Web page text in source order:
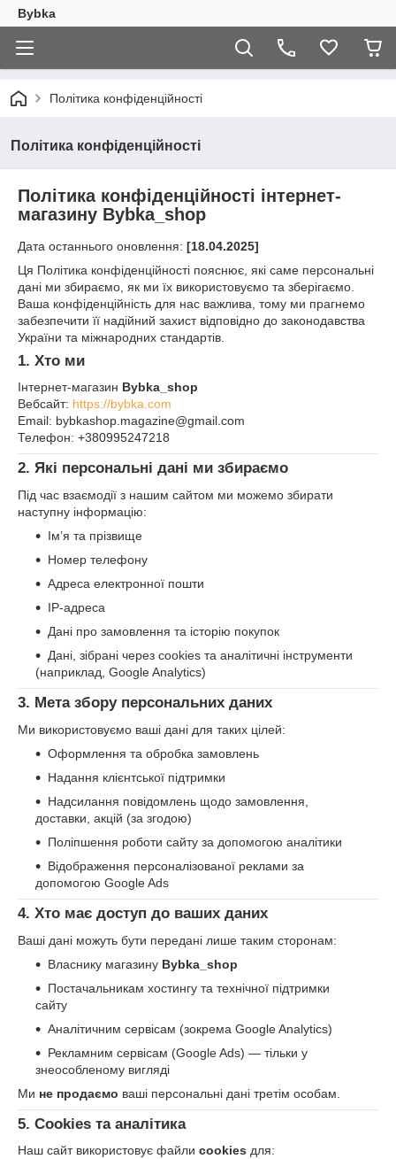
Bybka
Політика конфіденційності
Політика конфіденційності
Політика конфіденційності інтернет-
магазину Bybka_shop
Дата останнього оновлення: [18.04.2025]
Ця Політика конфіденційності пояснює, які саме персональні
дані ми збираємо, як ми їх використовуємо та зберігаємо.
Ваша конфіденційність для нас важлива, тому ми прагнемо
забезпечити її надійний захист відповідно до законодавства
України та міжнародних стандартів.
1. Хто ми
Інтернет-магазин Bybka_shop
Вебсайт: https://bybka.com
Email: bybkashop.magazine@gmail.com
Телефон: +380995247218
2. Які персональні дані ми збираємо
Під час взаємодії з нашим сайтом ми можемо збирати
наступну інформацію:
Ім’я та прізвище
Номер телефону
Адреса електронної пошти
IP-адреса
Дані про замовлення та історію покупок
Дані, зібрані через cookies та аналітичні інструменти
(наприклад, Google Analytics)
3. Мета збору персональних даних
Ми використовуємо ваші дані для таких цілей:
Оформлення та обробка замовлень
Надання клієнтської підтримки
Надсилання повідомлень щодо замовлення,
доставки, акцій (за згодою)
Поліпшення роботи сайту за допомогою аналітики
Відображення персоналізованої реклами за
допомогою Google Ads
4. Хто має доступ до ваших даних
Ваші дані можуть бути передані лише таким сторонам:
Власнику магазину Bybka_shop
Постачальникам хостингу та технічної підтримки
сайту
Аналітичним сервісам (зокрема Google Analytics)
Рекламним сервісам (Google Ads) — тільки у
знеособленому вигляді
Ми не продаємо ваші персональні дані третім особам.
5. Cookies та аналітика
Наш сайт використовує файли cookies для: